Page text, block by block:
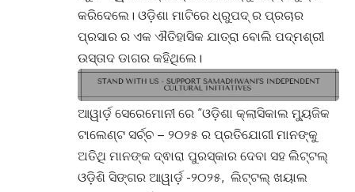
କରିଦେଲେ। ଓଡ଼ିଶା ମାଟିରେ ଧ୍ରୁପଦ୍ ର ପ୍ରଚାର
ପ୍ରସାର ର ଏକ ଐତିହାସିକ ଯାତ୍ରା ବୋଲି ପଦ୍ମଶ୍ରୀ
ଉସ୍ତାଦ ଡାଗର କହିଥିଲେ।
ଆୱାର୍ଡ଼ ସେରେମୋନୀ ରେ “ଓଡ଼ିଶା କ୍ଲାସିକାଲ ମ୍ୟୁଜିକ
ଟାଲେଣ୍ଟ ସର୍ଚ୍ଚ – ୨୦୨୫ ର ପ୍ରତିଯୋଗୀ ମାନଙ୍କୁ
ଅତିଥି ମାନଙ୍କ ଦ୍ଵାରା ପୁରସ୍କାର ଦେବା ସହ ଲିଟ୍ଟଲ୍
ଓଡ଼ିଶି ସିଙ୍ଗର ଆୱାର୍ଡ଼ -୨୦୨୫, ଲିଟ୍ଟଲ୍ ଖୟାଲ